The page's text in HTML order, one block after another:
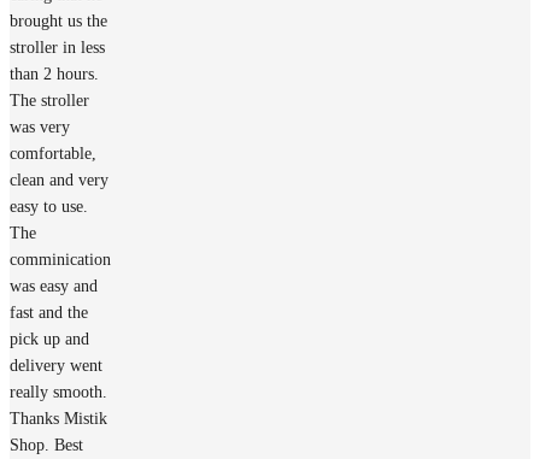
brought us the
stroller in less
than 2 hours.
The stroller
was very
comfortable,
clean and very
easy to use.
The
comminication
was easy and
fast and the
pick up and
delivery went
really smooth.
Thanks Mistik
Shop. Best